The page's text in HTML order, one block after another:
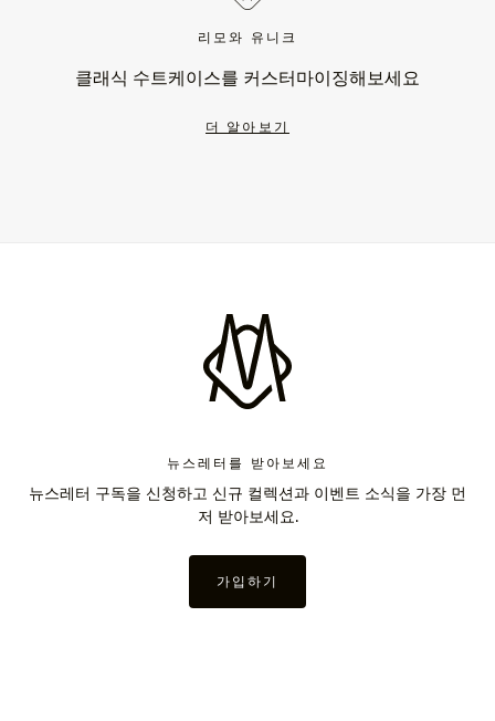
리모와 유니크
클래식 수트케이스를 커스터마이징해보세요
더 알아보기
뉴스레터를 받아보세요
뉴스레터 구독을 신청하고 신규 컬렉션과 이벤트 소식을 가장 먼
저 받아보세요.
가입하기